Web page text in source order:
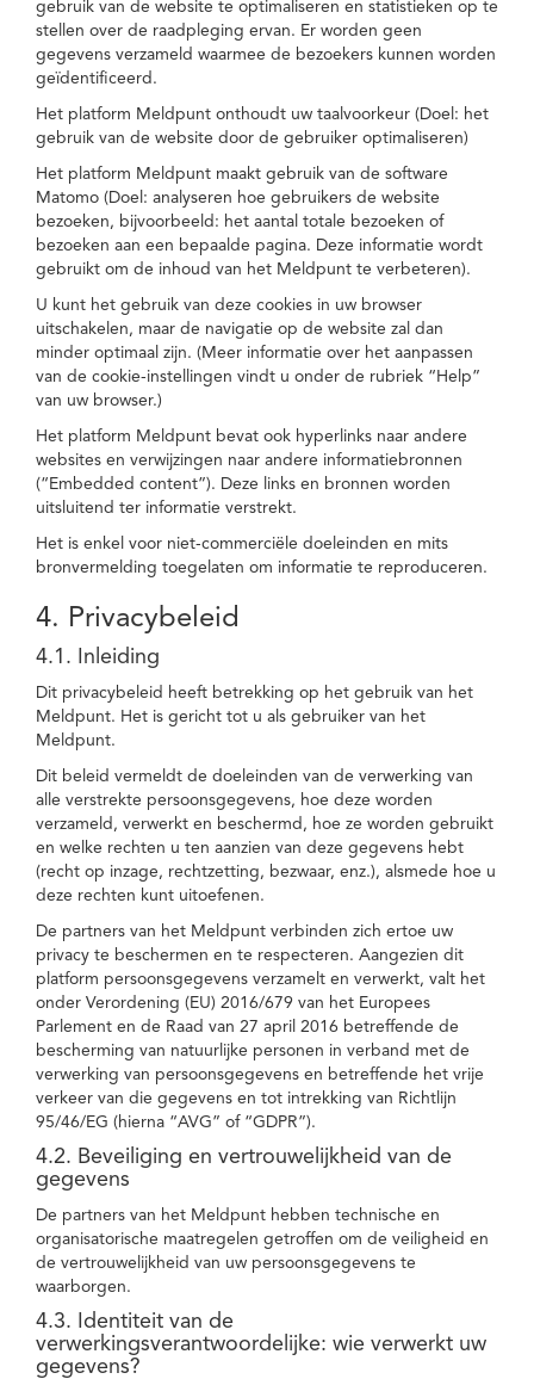
gebruik van de website te optimaliseren en statistieken op te
stellen over de raadpleging ervan. Er worden geen
gegevens verzameld waarmee de bezoekers kunnen worden
geïdentificeerd.
Het platform Meldpunt onthoudt uw taalvoorkeur (Doel: het
gebruik van de website door de gebruiker optimaliseren)
Het platform Meldpunt maakt gebruik van de software
Matomo (Doel: analyseren hoe gebruikers de website
bezoeken, bijvoorbeeld: het aantal totale bezoeken of
bezoeken aan een bepaalde pagina. Deze informatie wordt
gebruikt om de inhoud van het Meldpunt te verbeteren).
U kunt het gebruik van deze cookies in uw browser
uitschakelen, maar de navigatie op de website zal dan
minder optimaal zijn. (Meer informatie over het aanpassen
van de cookie-instellingen vindt u onder de rubriek “Help”
van uw browser.)
Het platform Meldpunt bevat ook hyperlinks naar andere
websites en verwijzingen naar andere informatiebronnen
(“Embedded content”). Deze links en bronnen worden
uitsluitend ter informatie verstrekt.
Het is enkel voor niet-commerciële doeleinden en mits
bronvermelding toegelaten om informatie te reproduceren.
4. Privacybeleid
4.1. Inleiding
Dit privacybeleid heeft betrekking op het gebruik van het
Meldpunt. Het is gericht tot u als gebruiker van het
Meldpunt.
Dit beleid vermeldt de doeleinden van de verwerking van
alle verstrekte persoonsgegevens, hoe deze worden
verzameld, verwerkt en beschermd, hoe ze worden gebruikt
en welke rechten u ten aanzien van deze gegevens hebt
(recht op inzage, rechtzetting, bezwaar, enz.), alsmede hoe u
deze rechten kunt uitoefenen.
De partners van het Meldpunt verbinden zich ertoe uw
privacy te beschermen en te respecteren. Aangezien dit
platform persoonsgegevens verzamelt en verwerkt, valt het
onder Verordening (EU) 2016/679 van het Europees
Parlement en de Raad van 27 april 2016 betreffende de
bescherming van natuurlijke personen in verband met de
verwerking van persoonsgegevens en betreffende het vrije
verkeer van die gegevens en tot intrekking van Richtlijn
95/46/EG (hierna “AVG” of “GDPR”).
4.2. Beveiliging en vertrouwelijkheid van de
gegevens
De partners van het Meldpunt hebben technische en
organisatorische maatregelen getroffen om de veiligheid en
de vertrouwelijkheid van uw persoonsgegevens te
waarborgen.
4.3. Identiteit van de
verwerkingsverantwoordelijke: wie verwerkt uw
gegevens?